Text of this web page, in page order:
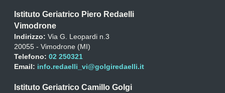
Istituto Geriatrico Piero Redaelli
Vimodrone
Indirizzo: Via G. Leopardi n.3
20055 - Vimodrone (MI)
Telefono: 02 250321
Email: info.redaelli_vi@golgiredaelli.it
Istituto Geriatrico Camillo Golgi